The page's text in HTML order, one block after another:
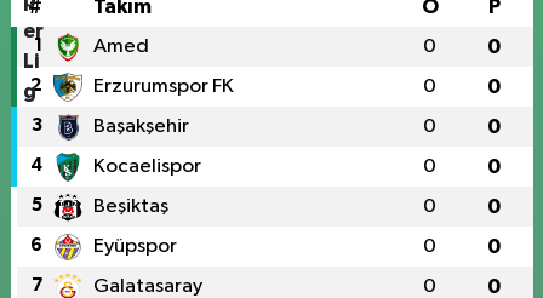
# Takım O P
1 Amed 0 0
2 Erzurumspor FK 0 0
3 Başakşehir 0 0
4 Kocaelispor 0 0
5 Beşiktaş 0 0
6 Eyüpspor 0 0
7 Galatasaray 0 0